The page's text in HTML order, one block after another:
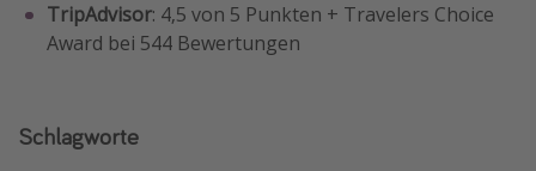
TripAdvisor: 4,5 von 5 Punkten + Travelers Choice
Award bei 544 Bewertungen
Schlagworte